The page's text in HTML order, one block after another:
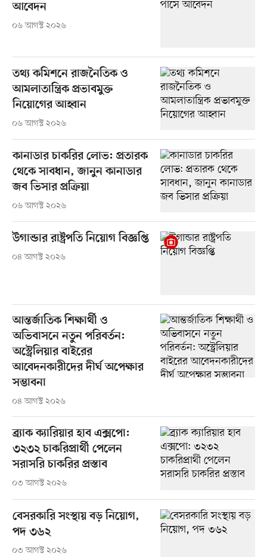
আবেদন
০৬ আগস্ট ২০২৬
তথ্য কমিশনে রাজনৈতিক ও
আমলাতান্ত্রিক প্রভাবমুক্ত
নিয়োগের আহ্বান
০৬ আগস্ট ২০২৬
কানাডার চাকরির লোভ: প্রতারক
থেকে সাবধান, জানুন কানাডার
জব ভিসার প্রক্রিয়া
০৬ আগস্ট ২০২৬
উগান্ডার রাষ্ট্রপতি নিয়োগ বিজ্ঞপ্তি
০৪ আগস্ট ২০২৬
আন্তর্জাতিক শিক্ষার্থী ও
অভিবাসনে নতুন পরিবর্তন:
অস্ট্রেলিয়ার বাইরের
আবেদনকারীদের দীর্ঘ অপেক্ষার
সম্ভাবনা
০৪ আগস্ট ২০২৬
ব্র্যাক ক্যারিয়ার হাব এক্সপো:
৩২৩২ চাকরিপ্রার্থী পেলেন
সরাসরি চাকরির প্রস্তাব
০৩ আগস্ট ২০২৬
বেসরকারি সংস্থায় বড় নিয়োগ,
পদ ৩৬২
০৩ আগস্ট ২০২৬